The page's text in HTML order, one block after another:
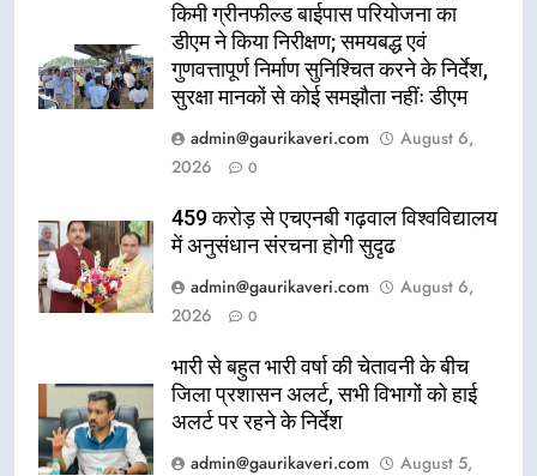
किमी ग्रीनफील्ड बाईपास परियोजना का
डीएम ने किया निरीक्षण; समयबद्ध एवं
गुणवत्तापूर्ण निर्माण सुनिश्चित करने के निर्देश,
सुरक्षा मानकों से कोई समझौता नहींः डीएम
admin@gaurikaveri.com
August 6,
2026
0
459 करोड़ से एचएनबी गढ़वाल विश्वविद्यालय
में अनुसंधान संरचना होगी सुदृढ
admin@gaurikaveri.com
August 6,
2026
0
भारी से बहुत भारी वर्षा की चेतावनी के बीच
जिला प्रशासन अलर्ट, सभी विभागों को हाई
अलर्ट पर रहने के निर्देश
admin@gaurikaveri.com
August 5,